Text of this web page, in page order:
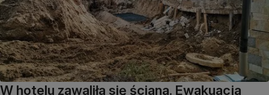
W hotelu zawaliła się ściana. Ewakuacja